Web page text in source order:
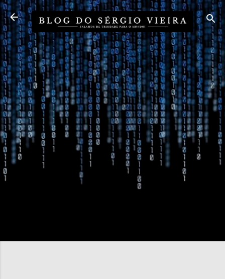
Pular para o conteúdo principal